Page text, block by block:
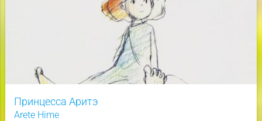
Принцесса Аритэ
Arete Hime